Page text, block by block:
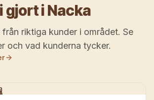
gjort iNacka
riktiga kunder i området. Se
och vad kunderna tycker.